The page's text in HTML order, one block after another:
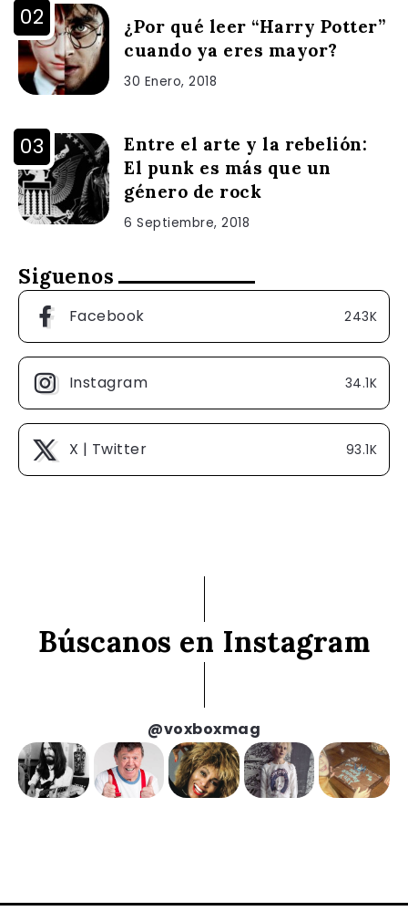
¿Por qué leer “Harry Potter”
cuando ya eres mayor?
30 Enero, 2018
Entre el arte y la rebelión:
El punk es más que un
género de rock
6 Septiembre, 2018
Siguenos
Facebook 243K
Instagram 34.1K
X | Twitter 93.1K
Búscanos en Instagram
@voxboxmag